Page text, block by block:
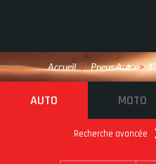
Accueil / Pneus Auto >
AUTO MOTO
Recherche avancée